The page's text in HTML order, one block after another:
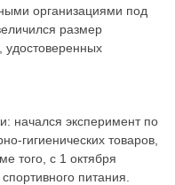
организациями под
размер
удостоверенных
начался эксперимент по
гигиенических товаров,
того, с 1 октября
питания.